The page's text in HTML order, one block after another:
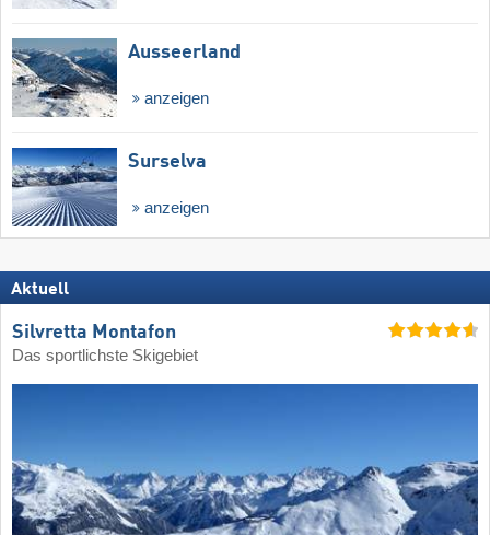
Ausseerland
anzeigen
Surselva
anzeigen
Aktuell
Silvretta Montafon
Das sportlichste Skigebiet